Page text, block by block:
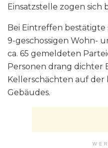
Einsatzstelle zogen sich
Bei Eintreffen bestätigte
9-geschossigen Wohn-
ca. 65 gemeldeten
Personen drang dichter
Kellerschächten auf
Gebäudes.